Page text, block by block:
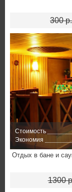
300 р.
Стоимость
Экономия
Отдых в бане и
1300